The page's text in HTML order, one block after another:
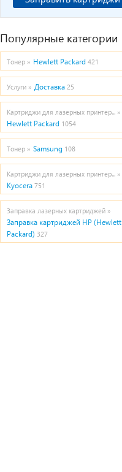
Популярные категории
Тонер » Hewlett Packard 421
Услуги » Доставка 25
Картриджи для лазерных принтер... »
Hewlett Packard 1054
Тонер » Samsung 108
Картриджи для лазерных принтер... »
Kyocera 751
Заправка лазерных картриджей »
Заправка картриджей HP (Hewlett
Packard) 327